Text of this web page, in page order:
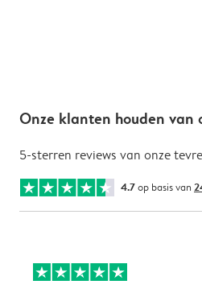
Onze klanten houden van
5-sterren reviews van onze
4.7op basis van